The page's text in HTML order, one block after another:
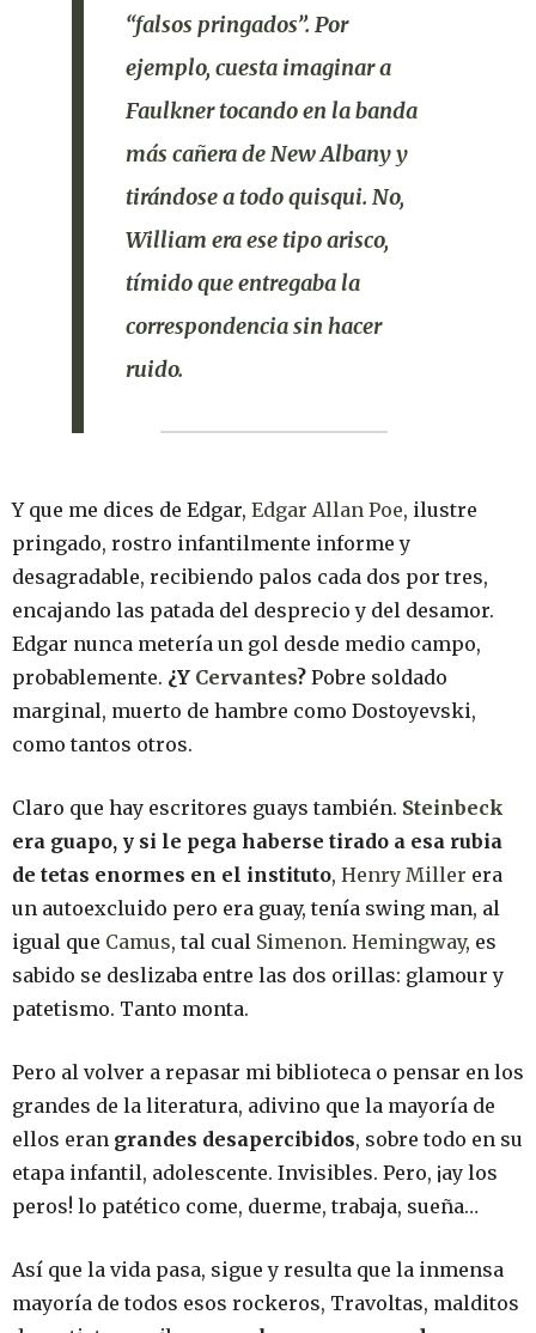
“falsos pringados”. Por
ejemplo, cuesta imaginar a
Faulknertocando en la banda
más cañera deNew Albanyy
tirándose a todo quisqui. No,
William era ese tipo arisco,
tímido que entregaba la
correspondencia sin hacer
ruido.
Y que me dices de Edgar, Edgar Allan Poe, ilustre
pringado, rostro infantilmente informe y
desagradable, recibiendo palos cada dos por tres,
encajando las patada del desprecio y del desamor.
Edgar nunca metería un gol desde medio campo,
probablemente. ¿Y Cervantes? Pobre soldado
marginal, muerto de hambre como Dostoyevski,
como tantos otros.
Claro que hay escritores guays también. Steinbeck
era guapo, y si le pega haberse tirado a esa rubia
de tetas enormes en el instituto, Henry Miller era
un autoexcluido pero era guay, tenía swing man, al
igual que Camus, tal cual Simenon. Hemingway, es
sabido se deslizaba entre las dos orillas: glamour y
patetismo. Tanto monta.
Pero al volver a repasar mi biblioteca o pensar en los
grandes de la literatura, adivino que la mayoría de
ellos eran grandes desapercibidos, sobre todo en su
etapa infantil, adolescente. Invisibles. Pero, ¡ay los
peros! lo patético come, duerme, trabaja, sueña…
Así que la vida pasa, sigue y resulta que la inmensa
mayoría de todos esos rockeros, Travoltas, malditos